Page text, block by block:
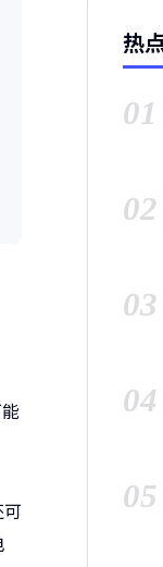
热
01
02
03
04
05